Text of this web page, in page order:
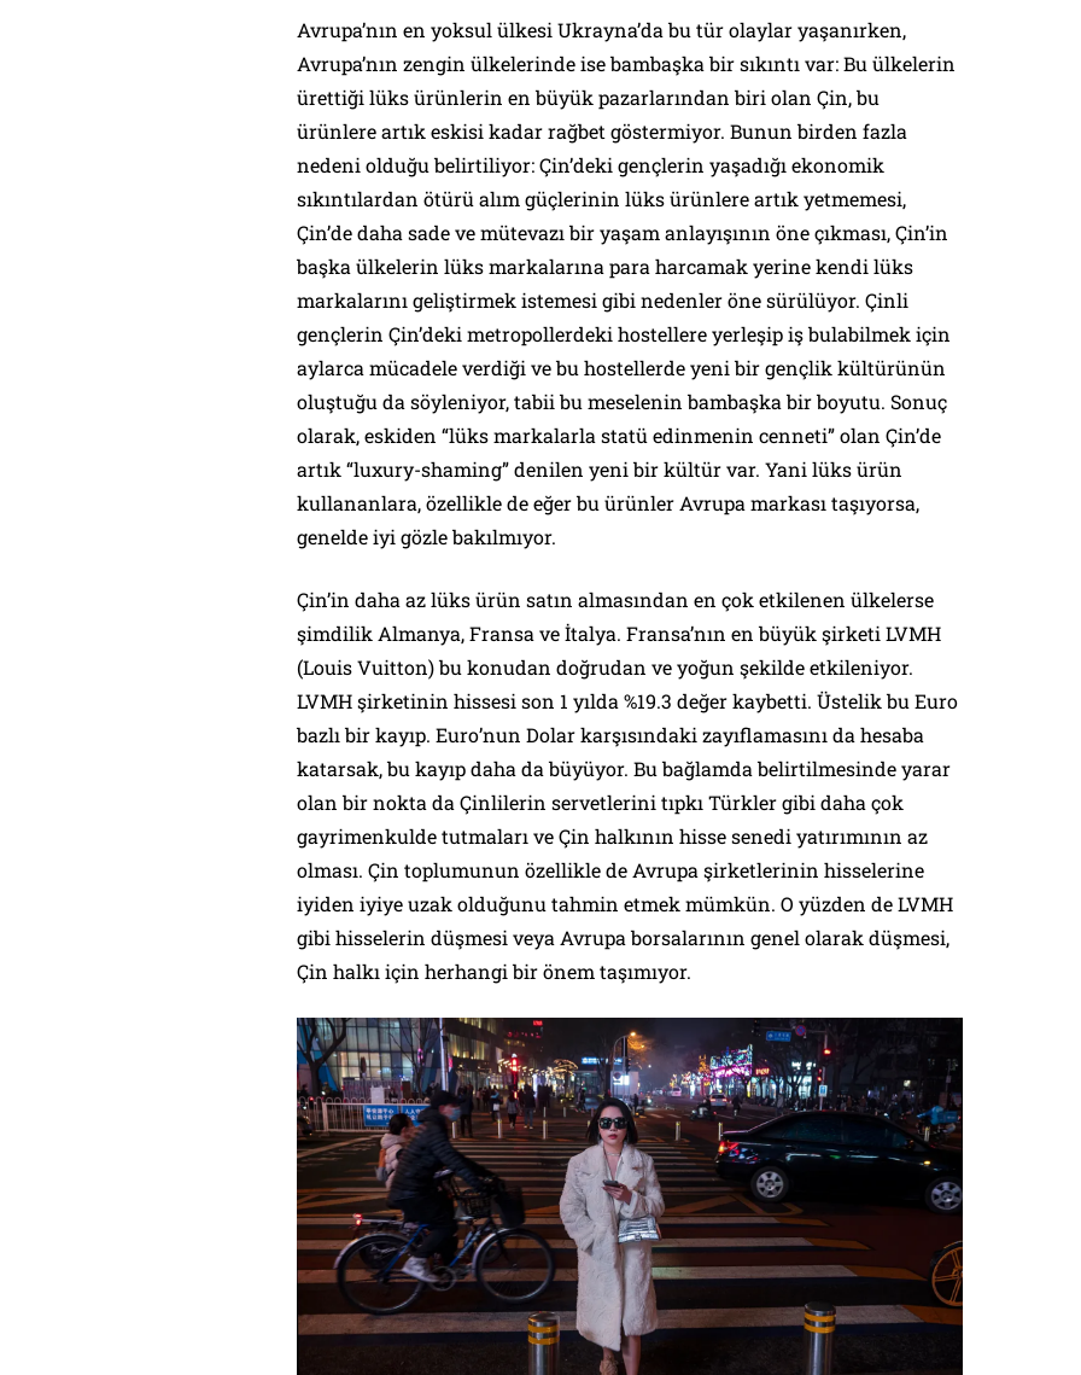
Avrupa’nın en yoksul ülkesi Ukrayna’da bu tür olaylar yaşanırken,
Avrupa’nın zengin ülkelerinde ise bambaşka bir sıkıntı var: Bu ülkelerin
ürettiği lüks ürünlerin en büyük pazarlarından biri olan Çin, bu
ürünlere artık eskisi kadar rağbet göstermiyor. Bunun birden fazla
nedeni olduğu belirtiliyor: Çin’deki gençlerin yaşadığı ekonomik
sıkıntılardan ötürü alım güçlerinin lüks ürünlere artık yetmemesi,
Çin’de daha sade ve mütevazı bir yaşam anlayışının öne çıkması, Çin’in
başka ülkelerin lüks markalarına para harcamak yerine kendi lüks
markalarını geliştirmek istemesi gibi nedenler öne sürülüyor. Çinli
gençlerin Çin’deki metropollerdeki hostellere yerleşip iş bulabilmek için
aylarca mücadele verdiği ve bu hostellerde yeni bir gençlik kültürünün
oluştuğu da söyleniyor, tabii bu meselenin bambaşka bir boyutu. Sonuç
olarak, eskiden “lüks markalarla statü edinmenin cenneti” olan Çin’de
artık “luxury-shaming” denilen yeni bir kültür var. Yani lüks ürün
kullananlara, özellikle de eğer bu ürünler Avrupa markası taşıyorsa,
genelde iyi gözle bakılmıyor.
Çin’in daha az lüks ürün satın almasından en çok etkilenen ülkelerse
şimdilik Almanya, Fransa ve İtalya. Fransa’nın en büyük şirketi LVMH
(Louis Vuitton) bu konudan doğrudan ve yoğun şekilde etkileniyor.
LVMH şirketinin hissesi son 1 yılda %19.3 değer kaybetti. Üstelik bu Euro
bazlı bir kayıp. Euro’nun Dolar karşısındaki zayıflamasını da hesaba
katarsak, bu kayıp daha da büyüyor. Bu bağlamda belirtilmesinde yarar
olan bir nokta da Çinlilerin servetlerini tıpkı Türkler gibi daha çok
gayrimenkulde tutmaları ve Çin halkının hisse senedi yatırımının az
olması. Çin toplumunun özellikle de Avrupa şirketlerinin hisselerine
iyiden iyiye uzak olduğunu tahmin etmek mümkün. O yüzden de LVMH
gibi hisselerin düşmesi veya Avrupa borsalarının genel olarak düşmesi,
Çin halkı için herhangi bir önem taşımıyor.